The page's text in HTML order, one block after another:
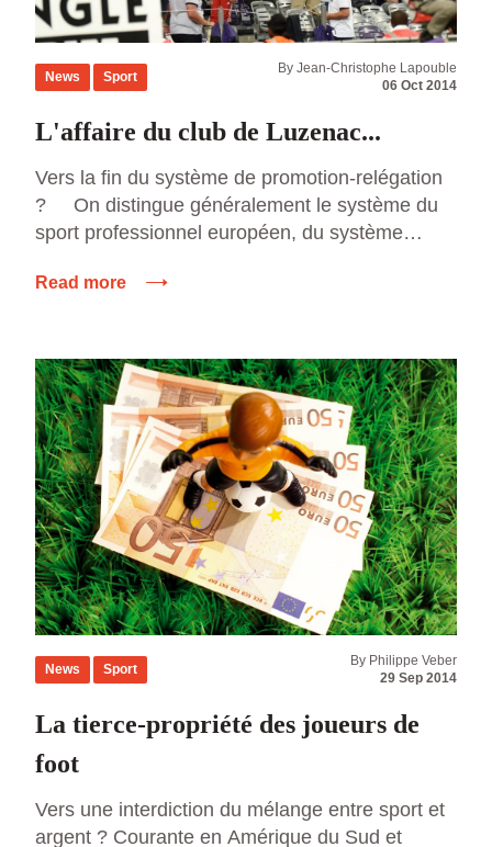
News Sport
By Jean-Christophe Lapouble
06 Oct 2014
L'affaire du club de Luzenac...
Vers la fin du système de promotion-relégation
? On distingue généralement le système du
sport professionnel européen, du système
système de promotion relégation permet au
division professionnelle. Aux Etats-Unis, […]
Read more
News Sport
By Philippe Veber
29 Sep 2014
La tierce-propriété des joueurs de
foot
Vers une interdiction du mélange entre sport et
argent ? Courante en Amérique du Sud et